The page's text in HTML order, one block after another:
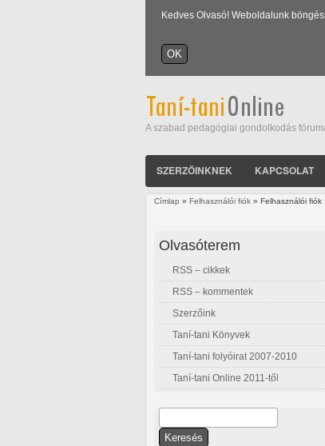
Kedves Olvasó! Weboldalunk
A szabad pedagógiai gondolkodás
SZERZŐINKNEK KAPCSOLAT
Címlap » Felhasználói fiók » Felhasználói fiók
Olvasóterem
RSS – cikkek
RSS – kommentek
Szerzőink
Taní-tani Könyvek
Taní-tani folyóirat 2007-2010
Taní-tani Online 2011-től
Keresés űrlap